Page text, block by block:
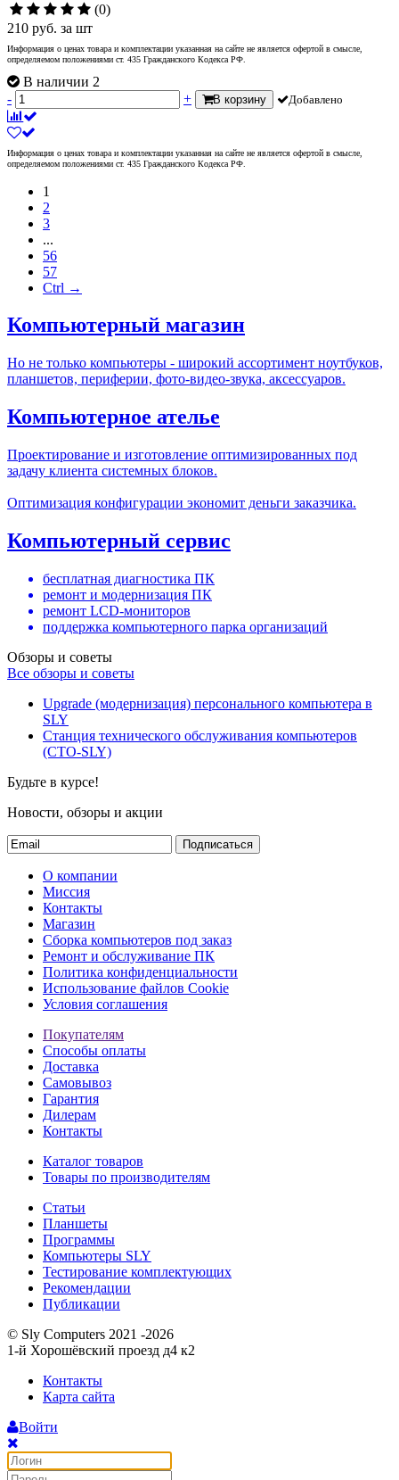
(0)
210 руб. за шт
Информация о ценах товара и комплектации указанная на сайте не является офертой в смысле,
определяемом положениями ст. 435 Гражданского Кодекса РФ.
В наличии 2
-
+ В корзину Добавлено
Информация о ценах товара и комплектации указанная на сайте не является офертой в смысле,
определяемом положениями ст. 435 Гражданского Кодекса РФ.
1
2
3
...
56
57
Ctrl →
Компьютерный магазин
Но не только компьютеры - широкий ассортимент ноутбуков,
планшетов, периферии, фото-видео-звука, аксессуаров.
Компьютерное ателье
Проектирование и изготовление оптимизированных под
задачу клиента системных блоков.
Оптимизация конфигурации экономит деньги заказчика.
Компьютерный сервис
бесплатная диагностика ПК
ремонт и модернизация ПК
ремонт LCD-мониторов
поддержка компьютерного парка организаций
Обзоры и советы
Все обзоры и советы
Upgrade (модернизация) персонального компьютера в
SLY
Станция технического обслуживания компьютеров
(СТО-SLY)
Будьте в курсе!
Новости, обзоры и акции
Подписаться
О компании
Миссия
Контакты
Магазин
Сборка компьютеров под заказ
Ремонт и обслуживание ПК
Политика конфиденциальности
Использование файлов Cookie
Условия соглашения
Покупателям
Способы оплаты
Доставка
Самовывоз
Гарантия
Дилерам
Контакты
Каталог товаров
Товары по производителям
Статьи
Планшеты
Программы
Компьютеры SLY
Тестирование комплектующих
Рекомендации
Публикации
© Sly Computers 2021 -2026
1-й Хорошёвский проезд д4 к2
Контакты
Карта сайта
Войти